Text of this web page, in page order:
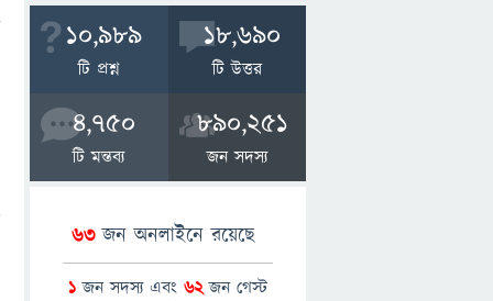
10,989
টি প্রশ্ন
18,690
টি উত্তর
4,750
টি মন্তব্য
890,251
জন সদস্য
63জন অনলাইনে রয়েছে
1 জন সদস্য এবং 62জন গেস্ট